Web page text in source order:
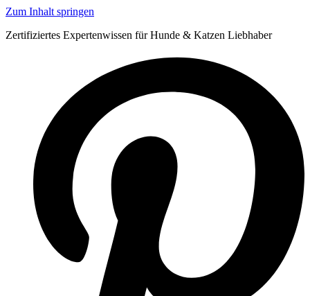
Zum Inhalt springen
Zertifiziertes Expertenwissen für Hunde & Katzen Liebhaber